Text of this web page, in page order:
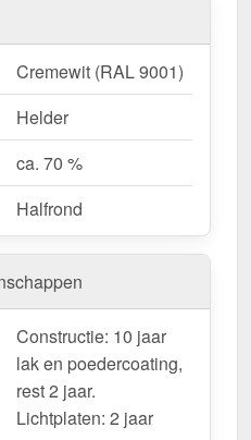
kwaliteit en veiligheid op
– Bescherming tegen
buitenruimtes.
– Hoogwaardige
& klantencomfort.
& fietsen.
renovaties– Flexibele
en bestaande gebouwen.
Cremewit (RAL 9001)
Helder
ca. 70 %
Halfrond
Constructie: 10 jaar
lak en poedercoating,
rest 2 jaar.
Lichtplaten: 2 jaar